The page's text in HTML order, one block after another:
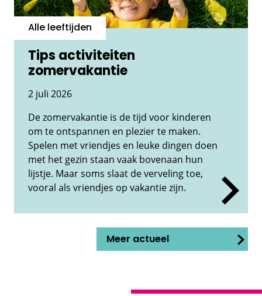
Tips activiteiten
zomervakantie
Alle leeftijden
2 juli 2026
De zomervakantie is de tijd voor kinderen
om te ontspannen en plezier te maken.
Spelen met vriendjes en leuke dingen doen
met het gezin staan vaak bovenaan hun
lijstje. Maar soms slaat de verveling toe,
vooral als vriendjes op vakantie zijn.
Meer actueel